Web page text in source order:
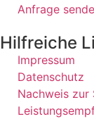
Anfrage
Hilfreiche
Impressum
Datenschutz
Nachweis zur